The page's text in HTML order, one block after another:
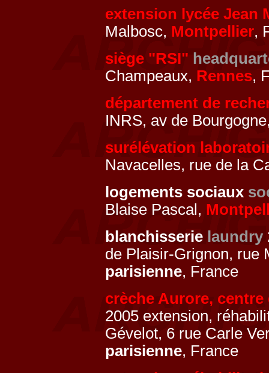
extension lycée Jean
Malbosc, Montpellier,
siège "RSI"
Champeaux, Rennes,
département de
INRS, av de
surélévation
Navacelles, rue de la
logements sociaux
Blaise Pascal,
blanchisserie laundry
de Plaisir-Grignon, rue
parisienne, France
crèche Aurore,
2005 extension,
Gévelot, 6 rue Carle
parisienne, France